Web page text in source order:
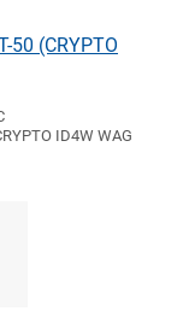
ID4W WAG